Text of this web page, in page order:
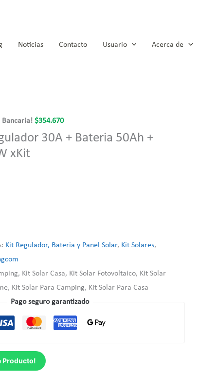
Noticias Contacto Usuario Acerca de
Bancaria!$354.670
30A + Bateria 50Ah +
xKit
Kit Regulador, Bateria y Panel Solar, Kit Solares,
Kit Solar Casa, Kit Solar Fotovoltaico, Kit Solar
Kit Solar Para Camping, Kit Solar Para Casa
Pago seguro garantizado
Producto!